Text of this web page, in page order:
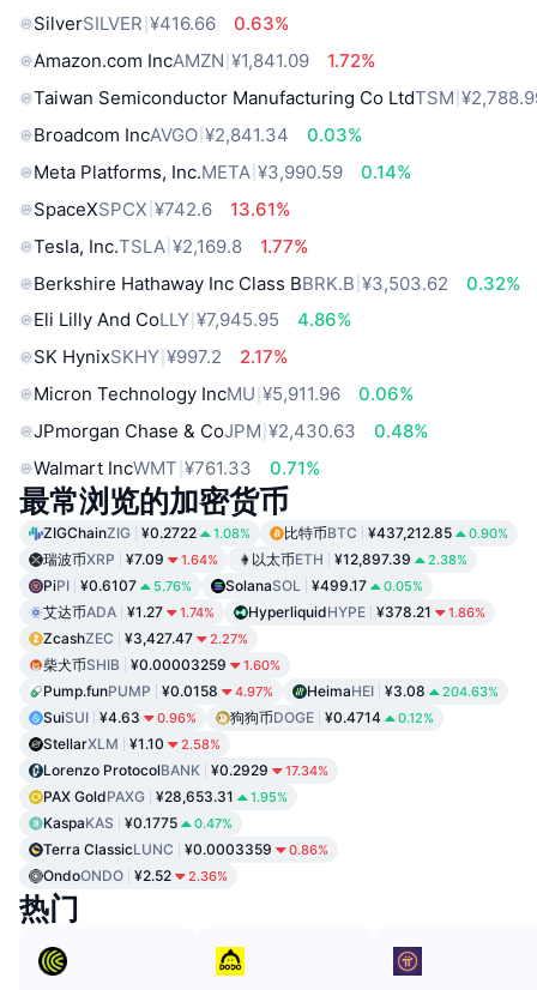
SilverSILVER ¥416.66
0.63%
Amazon.com IncAMZN ¥1,841.09
1.72%
Taiwan Semiconductor Manufacturing Co LtdTSM
Broadcom IncAVGO ¥2,841.34
0.03%
Meta Platforms, Inc.META ¥3,990.59
0.14%
SpaceXSPCX ¥742.6
13.61%
Tesla, Inc.TSLA ¥2,169.8
1.77%
Berkshire Hathaway Inc Class BBRK.B ¥3,503.62
0.32%
Eli Lilly And CoLLY ¥7,945.95
4.86%
SK HynixSKHY ¥997.2
2.17%
Micron Technology IncMU ¥5,911.96
0.06%
JPmorgan Chase & CoJPM ¥2,430.63
0.48%
Walmart IncWMT ¥761.33 0.71%
最常浏览的加密货币
ZIGChainZIG ¥0.2722 1.08% 比特币BTC ¥437,212.85 0.90%
瑞波币XRP ¥7.09 1.64% 以太币ETH ¥12,897.39 2.38%
PiPI ¥0.6107 5.76% SolanaSOL ¥499.17 0.05%
艾达币ADA ¥1.27 1.74% HyperliquidHYPE ¥378.21 1.86%
ZcashZEC ¥3,427.47 2.27%
柴犬币SHIB ¥0.00003259 1.60%
Pump.funPUMP ¥0.0158 4.97% HeimaHEI ¥3.08 204.63%
SuiSUI ¥4.63 0.96% 狗狗币DOGE ¥0.4714 0.12%
StellarXLM ¥1.10 2.58%
Lorenzo ProtocolBANK ¥0.2929 17.34%
PAX GoldPAXG ¥28,653.31 1.95%
KaspaKAS ¥0.1775 0.47%
Terra ClassicLUNC ¥0.0003359 0.86%
OndoONDO ¥2.52 2.36%
热门